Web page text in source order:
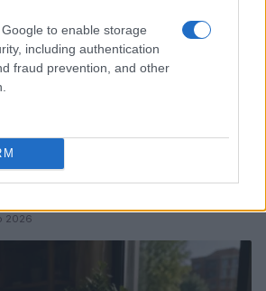
to enable storage
including authentication
fraud prevention, and other
teen: linea editoriale, ruoli e
2026